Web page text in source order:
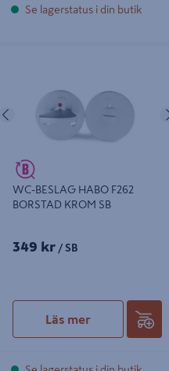
Se lagerstatus i din butik
Föregående
WC-BESLAG HABO F262
BORSTAD KROM SB
349 kr / SB
Läs mer